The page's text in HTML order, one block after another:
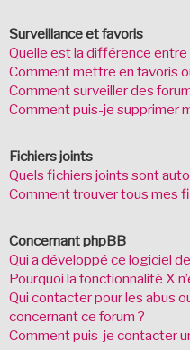
Surveillance et favoris
Quelle est la différence entre
Comment mettre en favoris
Comment surveiller des
Comment puis-je supprimer
Fichiers joints
Quels fichiers joints sont
Comment trouver tous mes
Concernant phpBB
Qui a développé ce logiciel
Pourquoi la fonctionnalité X
Qui contacter pour les abus
concernant ce forum ?
Comment puis-je contacter